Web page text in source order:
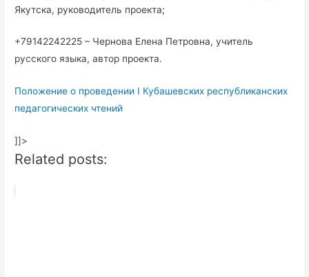
Якутска, руководитель проекта;
+79142242225 – Чернова Елена Петровна, учитель
русского языка, автор проекта.
Положение о проведении I Кубашевских республиканских
педагогических чтений
]]>
Related posts: